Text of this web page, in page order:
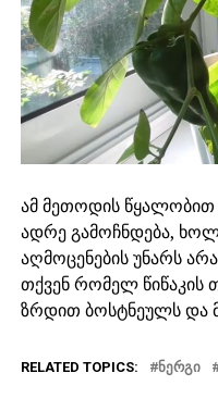
ამ მეთოდის წყალობით
ადრე გამოჩნდება,
აღმოცენების უნარს
თქვენ რომელ წიწაკის
ზრდით ბოსტნეულს და
RELATED TOPICS: ᲜᲔᲠᲒᲘ